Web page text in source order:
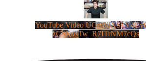
YouTube Video
zC8XosTw_R7ITrNM7cQs